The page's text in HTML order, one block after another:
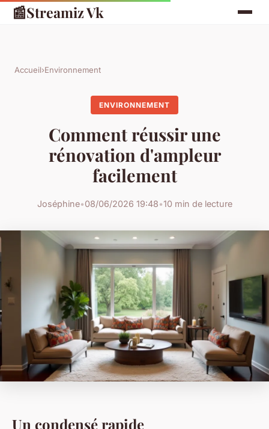
📰Streamiz Vk
Accueil›Environnement
ENVIRONNEMENT
Comment réussir une
rénovation d'ampleur
facilement
Joséphine•08/06/2026 19:48•10 min de lecture
Un condensé rapide